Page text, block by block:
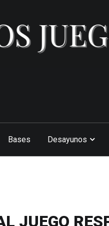
Bases Desayunos
JUEGO